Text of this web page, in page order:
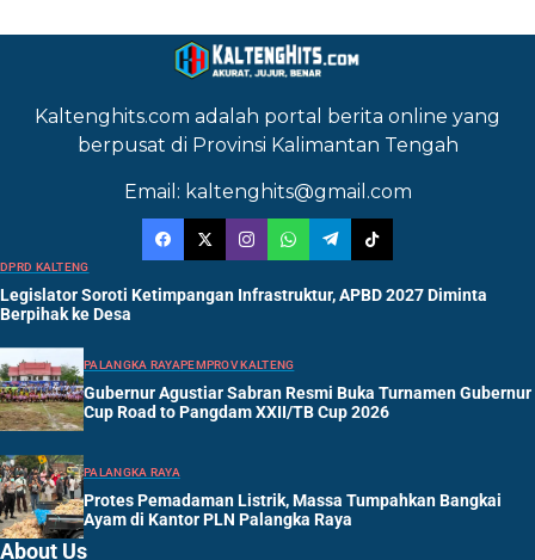
Kaltenghits.com adalah portal berita online yang
berpusat di Provinsi Kalimantan Tengah
Email: kaltenghits@gmail.com
DPRD KALTENG
Legislator Soroti Ketimpangan Infrastruktur, APBD 2027 Diminta
Berpihak ke Desa
PALANGKA RAYAPEMPROV KALTENG
Gubernur Agustiar Sabran Resmi Buka Turnamen Gubernur
Cup Road to Pangdam XXII/TB Cup 2026
PALANGKA RAYA
Protes Pemadaman Listrik, Massa Tumpahkan Bangkai
Ayam di Kantor PLN Palangka Raya
About Us